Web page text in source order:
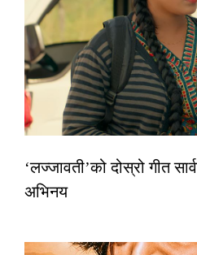
‘लज्जावती’को दोस्रो गीत
अभिनय